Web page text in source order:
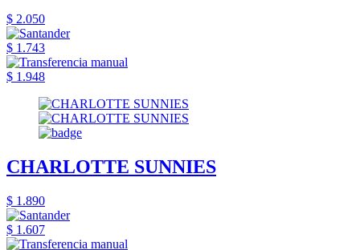
$ 2.050
$ 1.743
$ 1.948
CHARLOTTE SUNNIES
$ 1.890
$ 1.607